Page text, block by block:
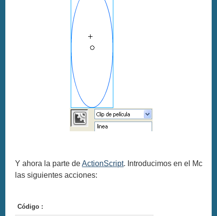
Y ahora la parte deActionScript. Introducimos en el Mc
las siguientes acciones:
Código :